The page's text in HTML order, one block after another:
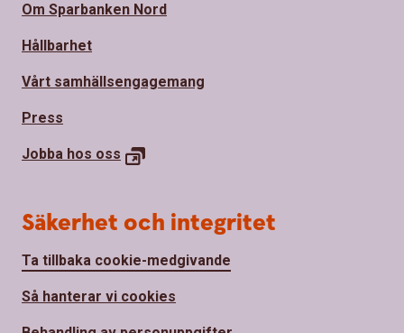
Om Sparbanken Nord
Hållbarhet
Vårt samhällsengagemang
Press
Jobba hos oss
Säkerhet och integritet
Ta tillbaka cookie-medgivande
Så hanterar vi cookies